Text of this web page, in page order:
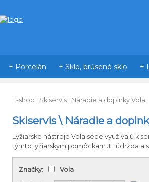
E-shop Skiservis Náradie a doplnky Vola
Skiservis \ Náradie a
Lyžiarske nástroje Vola sebe využívajú k
týmto lyžiarskym pomôckam JE údržba a
Značky: Vola
+ Porcelán + Sklo, brúsené sklo +